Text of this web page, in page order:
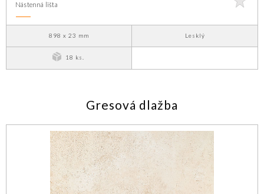
Nástenná lišta
898 x 23 mm Lesklý
18 ks.
Gresová dlažba